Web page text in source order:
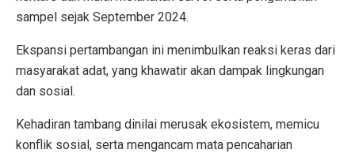
sampel sejak September 2024.
Ekspansi pertambangan ini menimbulkan reaksi keras dari
masyarakat adat, yang khawatir akan dampak lingkungan
dan sosial.
Kehadiran tambang dinilai merusak ekosistem, memicu
konflik sosial, serta mengancam mata pencaharian